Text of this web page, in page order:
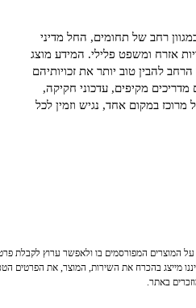
רחב של תחומים, החל מדיני
אזרח ומשפט פלילי. המידע מוצג
להבין טוב יותר את זכויותיהם
מקיפים, עדכוני חקיקה,
מרוכז במקום אחד, נגיש וזמין לכל
המוצרים המפורסמים בו ולאפשר ערוץ לקבלת
מייצג בהכרח את השירות, המוצר, את הפרטים
באתר.